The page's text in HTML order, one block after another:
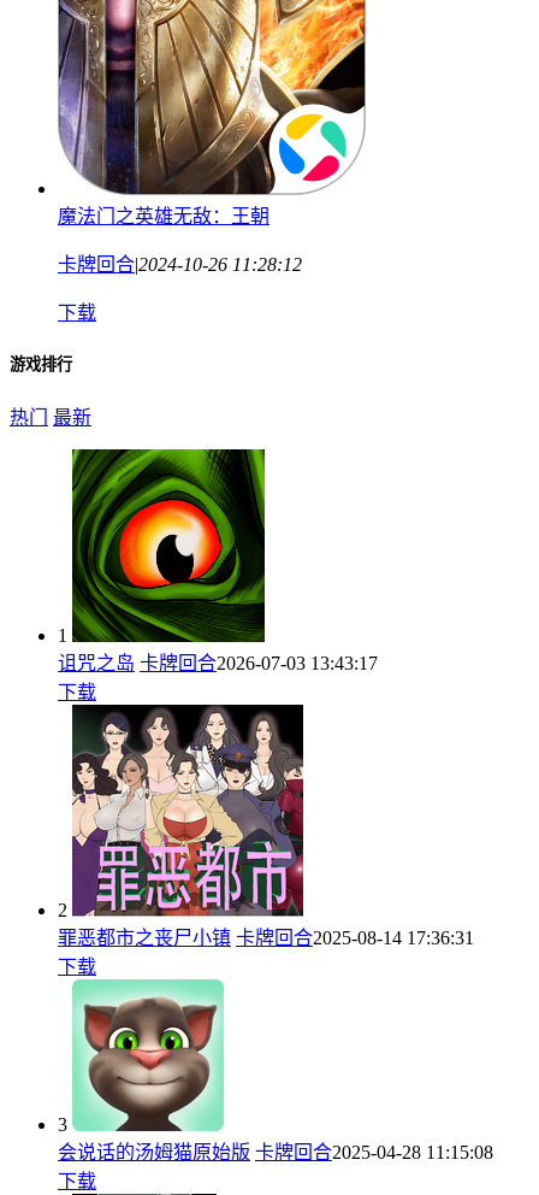
魔法门之英雄无敌：王朝
卡牌回合|2024-10-26 11:28:12
下载
游戏排行
热门 最新
1
诅咒之岛 卡牌回合2026-07-03 13:43:17
下载
2
罪恶都市之丧尸小镇 卡牌回合2025-08-14 17:36:31
下载
3
会说话的汤姆猫原始版 卡牌回合2025-04-28 11:15:08
下载